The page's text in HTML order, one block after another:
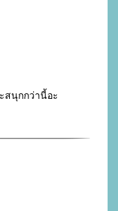
สนุกกว่านี้อะ